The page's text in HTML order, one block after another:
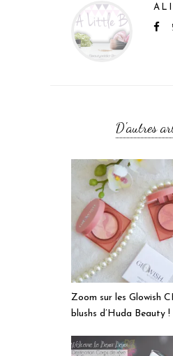
D'autres
Zoom sur les Glowish
blushs d’Huda Beauty !